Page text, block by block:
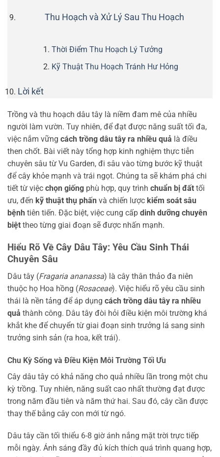
Thu Hoạch và Xử Lý Sau Thu Hoạch
Thời Điểm Thu Hoạch Lý Tưởng
Kỹ Thuật Thu Hoạch Tránh Hư Hỏng
Lời kết
Trồng và thu hoạch dâu tây là niềm đam mê của nhiều
người làm vườn. Tuy nhiên, để đạt được năng suất tối đa,
việc nắm vững cách trồng dâu tây ra nhiều quả là điều
then chốt. Bài viết này tổng hợp kinh nghiệm thực tiễn
chuyên sâu từ Vu Garden, đi sâu vào từng bước kỹ thuật
để cây khỏe mạnh và trái ngọt. Chúng ta sẽ khám phá chi
tiết từ việc chọn giống phù hợp, quy trình chuẩn bị đất tối
ưu, đến kỹ thuật thụ phấn và chiến lược kiểm soát sâu
bệnh tiên tiến. Đặc biệt, việc cung cấp dinh dưỡng chuyên
biệt theo từng giai đoạn sẽ được nhấn mạnh.
Hiểu Rõ Về Cây Dâu Tây: Yêu Cầu Sinh Thái
Chuyên Sâu
Dâu tây (Fragaria ananassa) là cây thân thảo đa niên
thuộc họ Hoa hồng (Rosaceae). Việc hiểu rõ yêu cầu sinh
thái là nền tảng để áp dụng cách trồng dâu tây ra nhiều
quả thành công. Dâu tây đòi hỏi điều kiện môi trường khá
khắt khe để chuyển từ giai đoạn sinh trưởng lá sang sinh
trưởng sinh sản (ra hoa, kết trái).
Chu Kỳ Sống và Điều Kiện Môi Trường Tối Ưu
Cây dâu tây có khả năng cho quả nhiều lần trong một chu
kỳ trồng. Tuy nhiên, năng suất cao nhất thường đạt được
trong năm đầu tiên và năm thứ hai. Sau đó, cây cần được
thay thế bằng cây con mới từ ngó.
Dâu tây cần tối thiểu 6-8 giờ ánh nắng mặt trời trực tiếp
mỗi ngày. Ánh sáng đầy đủ kích thích quá trình quang hợp,